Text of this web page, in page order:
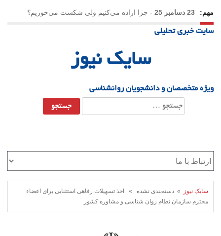
مهم: 23 دسامبر 25 - چرا اراده می‌کنیم ولی شکست می‌خوریم؟
21 دسامبر 25
سایت خبری تحلیلی
سایک نیوز
ویژه متخصصان و دانشجویان روانشناسی
جستجو
برای:
سایک نیوز
» دسته‌بندی نشده » اخذ تسهیلات رفاهی استثنایی برای اعضاء
محترم سازمان نظام روان شناسی و مشاوره کشور